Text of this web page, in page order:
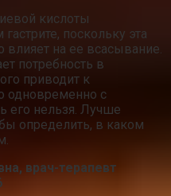
кислоты
поскольку эта
влияет на ее всасывание.
потребность в
приводит к
одновременно с
его нельзя. Лучше
определить, в каком
врач-терапевт